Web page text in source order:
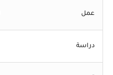
عمل
دراسة